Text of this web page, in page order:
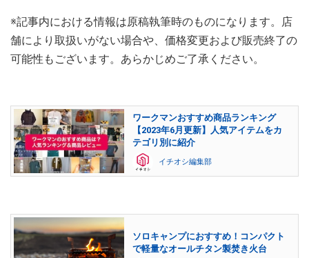
※記事内における情報は原稿執筆時のものになります。店
舗により取扱いがない場合や、価格変更および販売終了の
可能性もございます。あらかじめご了承ください。
ワークマンおすすめ商品ランキング
【2023年6月更新】人気アイテムをカ
テゴリ別に紹介
イチオシ編集部
ソロキャンプにおすすめ！コンパクト
で軽量なオールチタン製焚き火台